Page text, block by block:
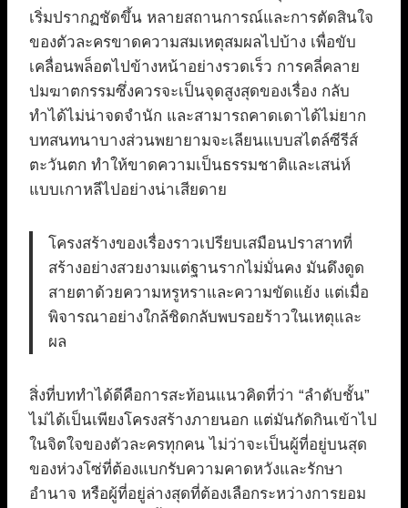
เริ่มปรากฏชัดขึ้น หลายสถานการณ์และการตัดสินใจ
ของตัวละครขาดความสมเหตุสมผลไปบ้าง เพื่อขับ
เคลื่อนพล็อตไปข้างหน้าอย่างรวดเร็ว การคลี่คลาย
ปมฆาตกรรมซึ่งควรจะเป็นจุดสูงสุดของเรื่อง กลับ
ทำได้ไม่น่าจดจำนัก และสามารถคาดเดาได้ไม่ยาก
บทสนทนาบางส่วนพยายามจะเลียนแบบสไตล์ซีรีส์
ตะวันตก ทำให้ขาดความเป็นธรรมชาติและเสน่ห์
แบบเกาหลีไปอย่างน่าเสียดาย
โครงสร้างของเรื่องราวเปรียบเสมือนปราสาทที่
สร้างอย่างสวยงามแต่ฐานรากไม่มั่นคง มันดึงดูด
สายตาด้วยความหรูหราและความขัดแย้ง แต่เมื่อ
พิจารณาอย่างใกล้ชิดกลับพบรอยร้าวในเหตุและ
ผล
สิ่งที่บททำได้ดีคือการสะท้อนแนวคิดที่ว่า “ลำดับชั้น”
ไม่ได้เป็นเพียงโครงสร้างภายนอก แต่มันกัดกินเข้าไป
ในจิตใจของตัวละครทุกคน ไม่ว่าจะเป็นผู้ที่อยู่บนสุด
ของห่วงโซ่ที่ต้องแบกรับความคาดหวังและรักษา
อำนาจ หรือผู้ที่อยู่ล่างสุดที่ต้องเลือกระหว่างการยอม